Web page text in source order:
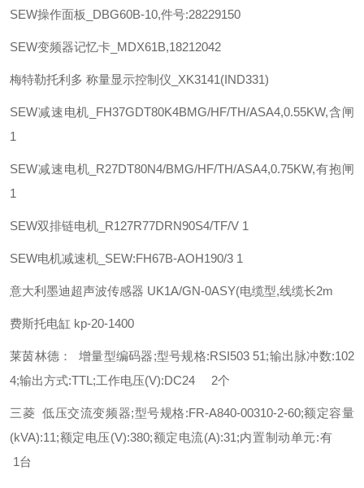
SEW操作面板_DBG60B-10,件号:28229150
SEW变频器记忆卡_MDX61B,18212042
梅特勒托利多 称量显示控制仪_XK3141(IND331)
SEW减速电机_FH37GDT80K4BMG/HF/TH/ASA4,0.55KW,含闸
1
SEW减速电机_R27DT80N4/BMG/HF/TH/ASA4,0.75KW,有抱闸
1
SEW双排链电机_R127R77DRN90S4/TF/V 1
SEW电机减速机_SEW:FH67B-AOH190/3 1
意大利墨迪超声波传感器 UK1A/GN-0ASY(电缆型,线缆长2m
费斯托电缸 kp-20-1400
莱茵林德： 增量型编码器;型号规格:RSI503 51;输出脉冲数:102
4;输出方式:TTL;工作电压(V):DC24 2个
三菱 低压交流变频器;型号规格:FR-A840-00310-2-60;额定容量
(kVA):11;额定电压(V):380;额定电流(A):31;内置制动单元:有
1台